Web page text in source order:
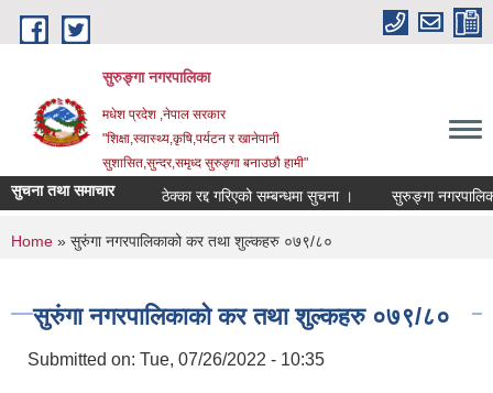
Skip to main content
सुरुङ्‍गा नगरपालिका
मधेश प्रदेश ,नेपाल सरकार
"शिक्षा,स्वास्थ्य,कृषि,पर्यटन र खानेपानी
सुशासित,सुन्दर,समृध्द सुरुङ्गा बनाउछौ हामी"
सुचना तथा समाचार ठेक्का रद्द गरिएको सम्बन्धमा सुचना ।
You are here
Home » सुरुंगा नगरपालिकाको कर तथा शुल्कहरु ०७९/८०
सुरुंगा नगरपालिकाको कर तथा शुल्कहरु ०७९/८०
Submitted on: Tue, 07/26/2022 - 10:35